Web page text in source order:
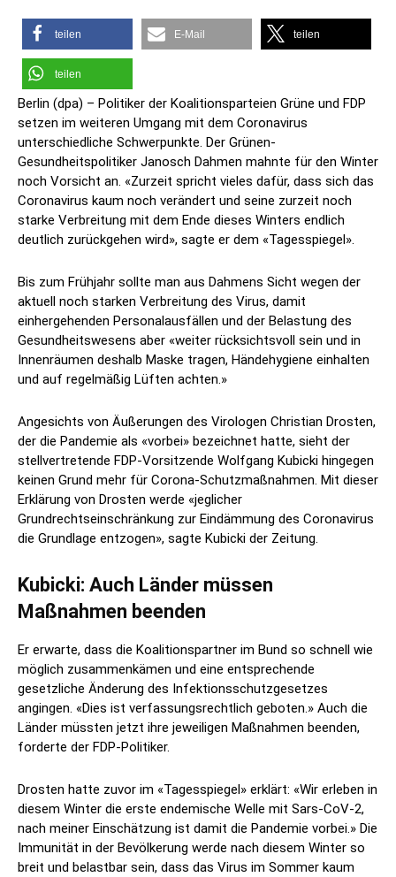
teilen E-Mail teilen
teilen
Berlin (dpa) – Politiker der Koalitionsparteien Grüne und FDP
setzen im weiteren Umgang mit dem Coronavirus
unterschiedliche Schwerpunkte. Der Grünen-
Gesundheitspolitiker Janosch Dahmen mahnte für den Winter
noch Vorsicht an. «Zurzeit spricht vieles dafür, dass sich das
Coronavirus kaum noch verändert und seine zurzeit noch
starke Verbreitung mit dem Ende dieses Winters endlich
deutlich zurückgehen wird», sagte er dem «Tagesspiegel».
Bis zum Frühjahr sollte man aus Dahmens Sicht wegen der
aktuell noch starken Verbreitung des Virus, damit
einhergehenden Personalausfällen und der Belastung des
Gesundheitswesens aber «weiter rücksichtsvoll sein und in
Innenräumen deshalb Maske tragen, Händehygiene einhalten
und auf regelmäßig Lüften achten.»
Angesichts von Äußerungen des Virologen Christian Drosten,
der die Pandemie als «vorbei» bezeichnet hatte, sieht der
stellvertretende FDP-Vorsitzende Wolfgang Kubicki hingegen
keinen Grund mehr für Corona-Schutzmaßnahmen. Mit dieser
Erklärung von Drosten werde «jeglicher
Grundrechtseinschränkung zur Eindämmung des Coronavirus
die Grundlage entzogen», sagte Kubicki der Zeitung.
Kubicki: Auch Länder müssen
Maßnahmen beenden
Er erwarte, dass die Koalitionspartner im Bund so schnell wie
möglich zusammenkämen und eine entsprechende
gesetzliche Änderung des Infektionsschutzgesetzes
angingen. «Dies ist verfassungsrechtlich geboten.» Auch die
Länder müssten jetzt ihre jeweiligen Maßnahmen beenden,
forderte der FDP-Politiker.
Drosten hatte zuvor im «Tagesspiegel» erklärt: «Wir erleben in
diesem Winter die erste endemische Welle mit Sars-CoV-2,
nach meiner Einschätzung ist damit die Pandemie vorbei.» Die
Immunität in der Bevölkerung werde nach diesem Winter so
breit und belastbar sein, dass das Virus im Sommer kaum